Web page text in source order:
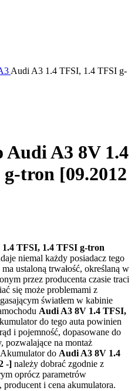
Audi A3 1.4 TFSI, 1.4 TFSI g-
Audi A3 8V 1.4
tron [09.2012
TFSI, 1.4 TFSI g-tron
niemal każdy posiadacz tego
ustaloną trwałość, określaną w
przez producenta czasie traci
się może problemami z
światłem w kabinie
Audi A3 8V 1.4 TFSI,
do tego auta powinien
i pojemność, dopasowane do
pozwalające na montaż
do Audi A3 8V 1.4
-] należy dobrać zgodnie z
oprócz parametrów
i cena akumulatora.